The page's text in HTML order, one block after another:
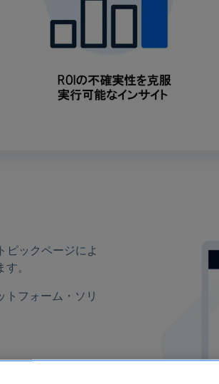
ピックページによ
。
フォーム・ソリ
する